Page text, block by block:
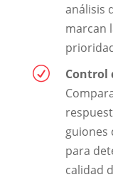
análisis
marcan
R
Control
guiones
para
calidad